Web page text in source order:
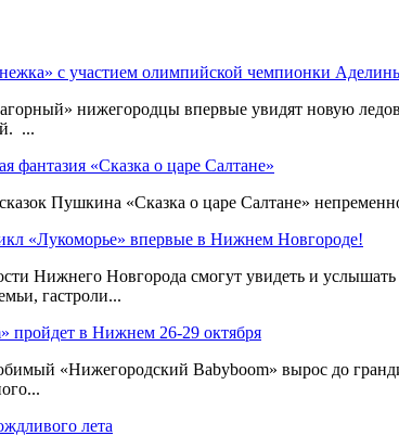
с участием олимпийской чемпионки
нижегородцы впервые увидят новую
...
фантазия «Сказка о царе Салтане»
Пушкина «Сказка о царе Салтане»
«Лукоморье» впервые в Нижнем Новгороде!
Нижнего Новгорода смогут увидеть и
гастроли...
пройдет в Нижнем 26-29 октября
«Нижегородский Babyboom» вырос до
лета